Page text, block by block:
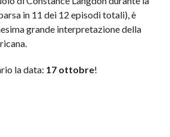
in 11 dei 12 episodi totali), è
grande interpretazione della
la data: 17 ottobre!